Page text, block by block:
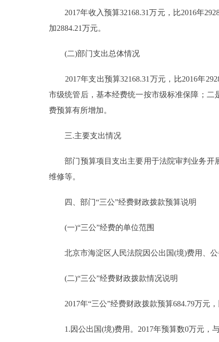
ESPAÑOL
2017年收入预算32168.31万元，比2016年
加2884.21万元。
(二)部门支出总体情况
2017年支出预算32168.31万元，比2016年
市级统管后，基本经费统一按市级标准保障；
费预算有所增加。
三.主要支出情况
部门预算项目支出主要用于法院审判业务开
维修等。
四、部门“三公”经费财政拨款预算说明
(一)“三公”经费的单位范围
北京市海淀区人民法院因公出国(境)费用、公
(二)“三公”经费财政拨款情况说明
2017年“三公”经费财政拨款预算684.79万元，
1.因公出国(境)费用。2017年预算数0万元，